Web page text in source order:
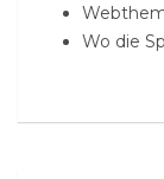
Wo die